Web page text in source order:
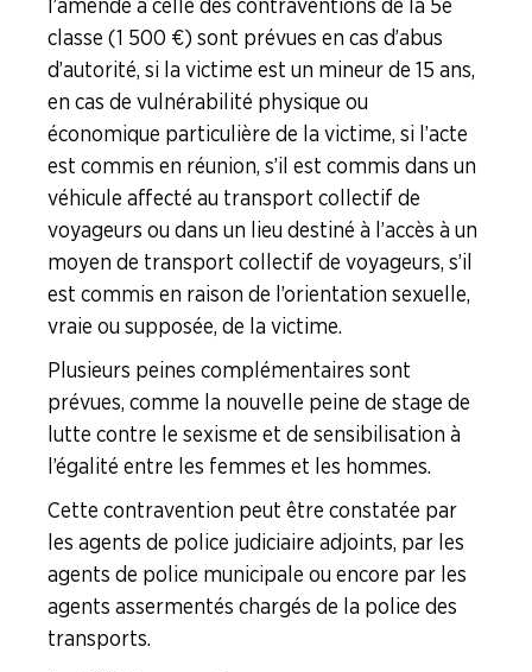
l’amende à celle des contraventions de la 5e
classe (1 500 €) sont prévues en cas d’abus
d’autorité, si la victime est un mineur de 15 ans,
en cas de vulnérabilité physique ou
économique particulière de la victime, si l’acte
est commis en réunion, s’il est commis dans un
véhicule affecté au transport collectif de
voyageurs ou dans un lieu destiné à l’accès à un
moyen de transport collectif de voyageurs, s’il
est commis en raison de l’orientation sexuelle,
vraie ou supposée, de la victime.
Plusieurs peines complémentaires sont
prévues, comme la nouvelle peine de stage de
lutte contre le sexisme et de sensibilisation à
l’égalité entre les femmes et les hommes.
Cette contravention peut être constatée par
les agents de police judiciaire adjoints, par les
agents de police municipale ou encore par les
agents assermentés chargés de la police des
transports.